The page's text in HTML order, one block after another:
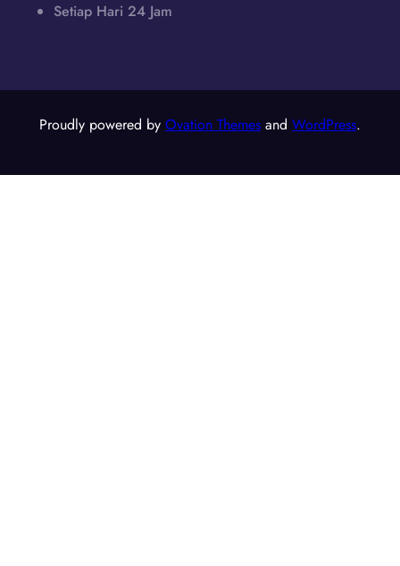
Setiap Hari 24 Jam
Proudly powered by Ovation Themes and WordPress.